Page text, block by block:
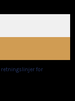
retningslinjer for